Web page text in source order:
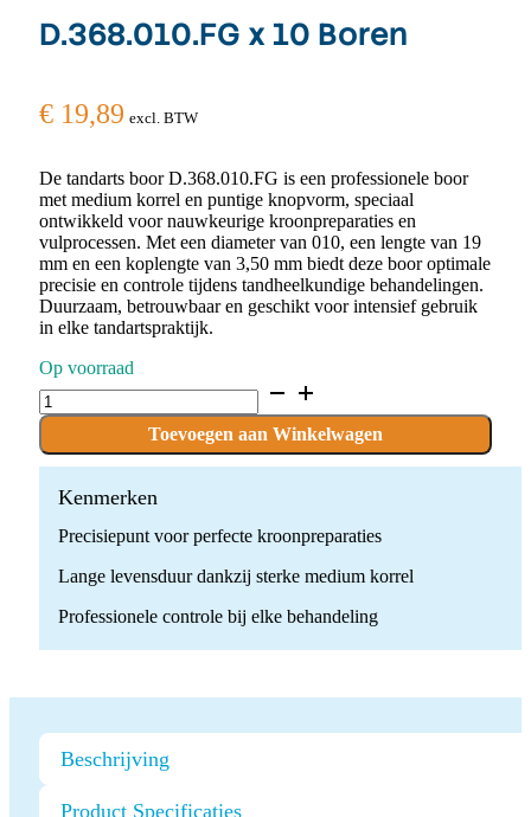
D.368.010.FG x 10 Boren
€ 19,89 excl. BTW
De tandarts boor D.368.010.FG is een professionele boor
met medium korrel en puntige knopvorm, speciaal
ontwikkeld voor nauwkeurige kroonpreparaties en
vulprocessen. Met een diameter van 010, een lengte van 19
mm en een koplengte van 3,50 mm biedt deze boor optimale
precisie en controle tijdens tandheelkundige behandelingen.
Duurzaam, betrouwbaar en geschikt voor intensief gebruik
in elke tandartspraktijk.
Op voorraad
D.368.010.FG
x
Boren
quantity
Toevoegen aan Winkelwagen
Kenmerken
Precisiepunt voor perfecte kroonpreparaties
Lange levensduur dankzij sterke medium korrel
Professionele controle bij elke behandeling
Beschrijving
Product Specificaties